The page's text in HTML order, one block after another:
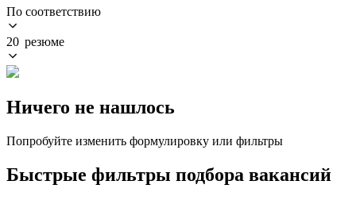
По соответствию
20 резюме
Ничего не нашлось
Попробуйте изменить формулировку или фильтры
Быстрые фильтры подбора вакансий